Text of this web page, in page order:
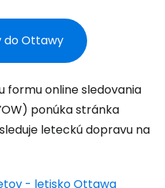
do Ottawy
formu online sledovania
ponúka stránka
leteckú dopravu na
- letisko Ottawa